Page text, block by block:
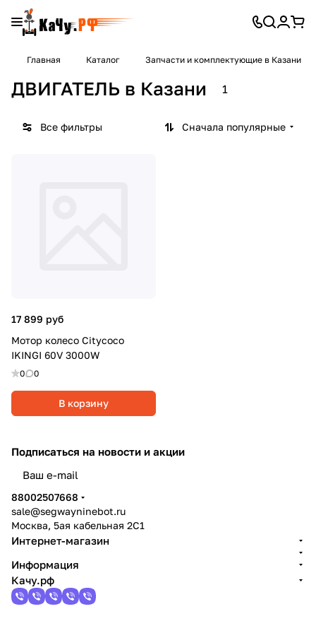
Главная Каталог Запчасти и комплектующие в Казани
ДВИГАТЕЛЬ в Казани 1
Все фильтры Сначала популярные
17 899 руб
Мотор колесо Citycoco
IKINGI 60V 3000W
0 0
В корзину
Подписаться на новости и акции
88002507668
sale@segwayninebot.ru
Москва, 5ая кабельная 2С1
Интернет-магазин
Информация
Качу.рф